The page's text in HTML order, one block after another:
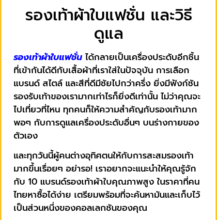
รองเท้าผ้าใบแฟชั่น และวิธี
ดูแล
รองเท้าผ้าใบแฟชั่นได้กลายเป็นเครื่องประดับอีกชิ้น
ที่เข้ากันได้ดีกับเสื้อผ้าที่เราใส่ในปัจจุบัน การเลือก
แบรนด์ สไตล์ และสีที่ดีมีชัยไปกว่าครึ่ง ยิ่งมีฟังก์ชัน
รองรับเท้าของเรามากเท่าไรก็ยิ่งดีเท่านั้น ไม่ว่าคุณจะ
ไปเที่ยวที่ไหน ทุกคนก็ให้ความสำคัญกับรองเท้ามาก
พอๆ กับการดูแลเครื่องประดับอื่นๆ บนร่างกายของ
ตัวเอง
และทุกวันนี้ผู้คนต่างอุทิศตนให้กับการสะสมรองเท้า
มากขึ้นเรื่อยๆ อย่ารอ! เราอยากจะแนะนำให้คุณรู้จัก
กับ 10 แบรนด์รองเท้าผ้าใบคุณภาพสูง ในราคาที่คน
ไทยหาซื้อได้ง่าย เตรียมพร้อมที่จะค้นหามันและเก็บไว้
เป็นส่วนหนึ่งของคอลเลกชันของคุณ